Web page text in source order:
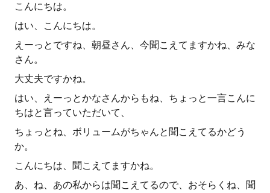
こんにちは。
はい、こんにちは。
えーっとですね、朝昼さん、今聞こえてますかね、みな
さん。
大丈夫ですかね。
はい、えーっとかなさんからもね、ちょっと一言こんに
ちはと言っていただいて、
ちょっとね、ボリュームがちゃんと聞こえてるかどう
か。
こんにちは、聞こえてますかね。
あ、ね、あの私からは聞こえてるので、おそらくね、聞